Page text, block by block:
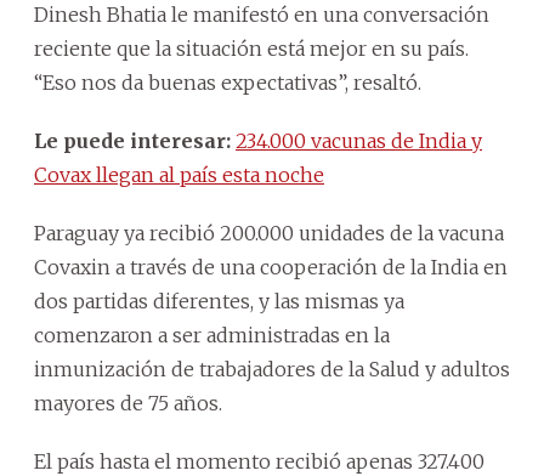
Dinesh Bhatia le manifestó en una conversación
reciente que la situación está mejor en su país.
“Eso nos da buenas expectativas”, resaltó.
Le puede interesar: 234.000 vacunas de India y
Covax llegan al país esta noche
Paraguay ya recibió 200.000 unidades de la vacuna
Covaxin a través de una cooperación de la India en
dos partidas diferentes, y las mismas ya
comenzaron a ser administradas en la
inmunización de trabajadores de la Salud y adultos
mayores de 75 años.
El país hasta el momento recibió apenas 327.400